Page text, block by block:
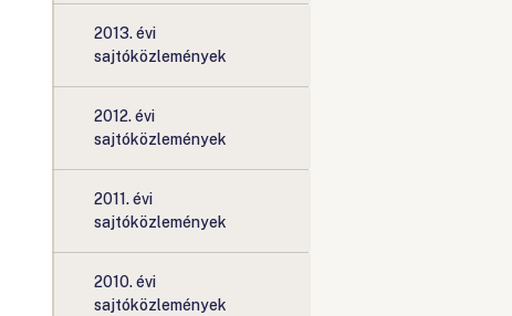
2013. évi
sajtóközlemények
2012. évi
sajtóközlemények
2011. évi
sajtóközlemények
2010. évi
sajtóközlemények